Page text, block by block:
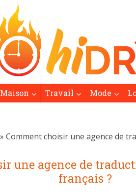
Maison Travail Mode
» Comment choisir une agence de
une agence de
français ?